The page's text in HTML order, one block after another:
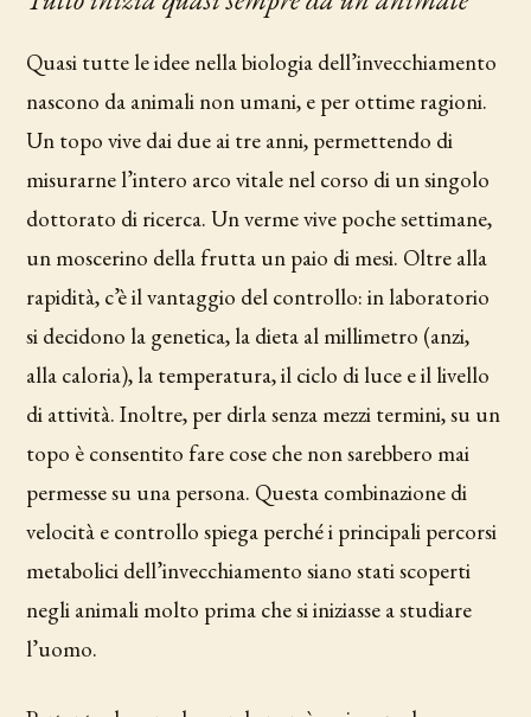
Quasi tutte le idee nella biologia dell’invecchiamento
nascono da animali non umani, e per ottime ragioni.
Un topo vive dai due ai tre anni, permettendo di
misurarne l’intero arco vitale nel corso di un singolo
dottorato di ricerca. Un verme vive poche settimane,
un moscerino della frutta un paio di mesi. Oltre alla
rapidità, c’è il vantaggio del controllo: in laboratorio
si decidono la genetica, la dieta al millimetro (anzi,
alla caloria), la temperatura, il ciclo di luce e il livello
di attività. Inoltre, per dirla senza mezzi termini, su un
topo è consentito fare cose che non sarebbero mai
permesse su una persona. Questa combinazione di
velocità e controllo spiega perché i principali percorsi
metabolici dell’invecchiamento siano stati scoperti
negli animali molto prima che si iniziasse a studiare
l’uomo.